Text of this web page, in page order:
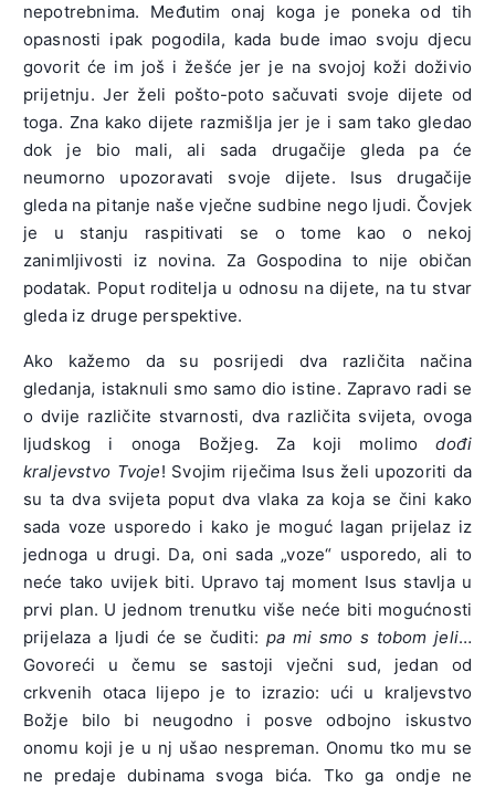
nepotrebnima. Međutim onaj koga je poneka od tih
opasnosti ipak pogodila, kada bude imao svoju djecu
govorit će im još i žešće jer je na svojoj koži doživio
prijetnju. Jer želi pošto-poto sačuvati svoje dijete od
toga. Zna kako dijete razmišlja jer je i sam tako gledao
dok je bio mali, ali sada drugačije gleda pa će
neumorno upozoravati svoje dijete. Isus drugačije
gleda na pitanje naše vječne sudbine nego ljudi. Čovjek
je u stanju raspitivati se o tome kao o nekoj
zanimljivosti iz novina. Za Gospodina to nije običan
podatak. Poput roditelja u odnosu na dijete, na tu stvar
gleda iz druge perspektive.
Ako kažemo da su posrijedi dva različita načina
gledanja, istaknuli smo samo dio istine. Zapravo radi se
o dvije različite stvarnosti, dva različita svijeta, ovoga
ljudskog i onoga Božjeg. Za koji molimodođi
kraljevstvo Tvoje! Svojim riječima Isus želi upozoriti da
su ta dva svijeta poput dva vlaka za koja se čini kako
sada voze usporedo i kako je moguć lagan prijelaz iz
jednoga u drugi. Da, oni sada „voze“ usporedo, ali to
neće tako uvijek biti. Upravo taj moment Isus stavlja u
prvi plan. U jednom trenutku više neće biti mogućnosti
prijelaza a ljudi će se čuditi: pa mi smo s tobom jeli…
Govoreći u čemu se sastoji vječni sud, jedan od
crkvenih otaca lijepo je to izrazio: ući u kraljevstvo
Božje bilo bi neugodno i posve odbojno iskustvo
onomu koji je u nj ušao nespreman. Onomu tko mu se
ne predaje dubinama svoga bića. Tko ga ondje ne